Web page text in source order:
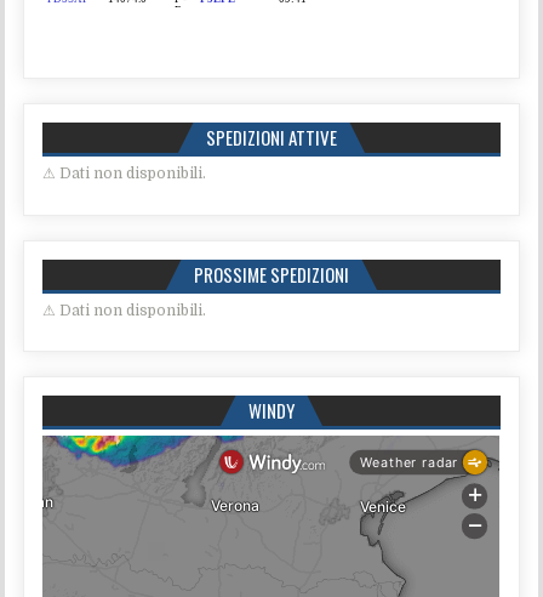
SPEDIZIONI ATTIVE
⚠ Dati non disponibili.
PROSSIME SPEDIZIONI
⚠ Dati non disponibili.
WINDY